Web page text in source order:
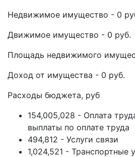
Недвижимое имущество - 0
Движимое имущество - 0 руб.
Площадь недвижимого
Доход от имущества - 0 руб.
Расходы бюджета, руб
154,005,028 - Оплата
выплаты по оплате труда
494,812 - Услуги связи
1,024,521 - Транспортные